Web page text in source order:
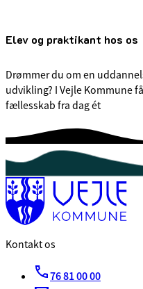
Elev og praktikant hos os
Drømmer du om en
udvikling? I Vejle Kommune
fællesskab fra dag ét
Kontakt os
76 81 00 00